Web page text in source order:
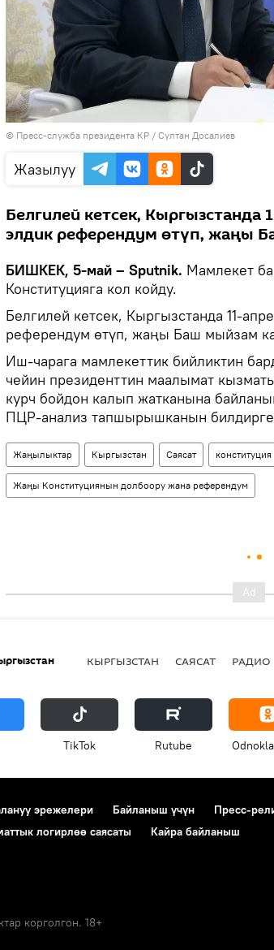
© Пресс-служба президента КР / Султан Досалиев
Жазылуу
Белгилей кетсек, Кыргызстанда
элдик референдум өтүп, жаңы
БИШКЕК, 5-май – Sputnik. Мамлекет
Конституцияга кол койду.
Белгилей кетсек, Кыргызстанда 11-
референдум өтүп, жаңы Баш мыйзам
Иш-чарага мамлекеттик бийликтин
чейин президенттин маалымат
курч бойдон калып жатканына
ПЦР-анализ тапшырышканын
Жаңылыктар Кыргызстан Саясат конституция
Жаңы Конституциянын долбоору жана референдум
КЫРГЫЗСТАН САЯСАТ РАДИО
ТikТоk Rutube
эрежелери Байланыш үчүн Пресс-
логирлөө саясаты
Кайра байланыш
корголгон. 18+